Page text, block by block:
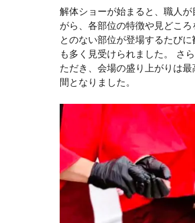
解体ショーが始まると、職人
がら、各部位の特徴や見どこ
とのない部位が登場するたび
も多く見受けられました。 さ
ただき、会場の盛り上がりは
間となりました。